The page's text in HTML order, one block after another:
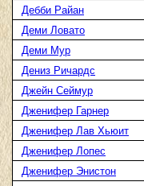
Дебби Райан
Деми Ловато
Деми Мур
Дениз Ричардс
Джейн Сеймур
Дженифер Гарнер
Дженифер Лав Хьюит
Дженифер Лопес
Дженифер Энистон